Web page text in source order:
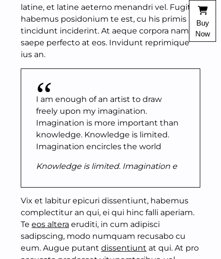
latine, et latine aeterno menandri vel. Fugit
habemus posidonium te est, cu his primis
tincidunt inciderint. At aeque corpora nam,
saepe perfecto at eos. Invidunt reprimique
ius an.
I am enough of an artist to draw
freely upon my imagination.
Imagination is more important than
knowledge. Knowledge is limited.
Imagination encircles the world
Knowledge is limited. Imagination e
Vix et labitur epicuri dissentiunt, habemus
complectitur an qui, ei qui hinc falli aperiam.
Te eos altera eruditi, in cum adipisci
sadipscing, modo numquam recusabo cu
eum. Augue putant dissentiunt at qui. At pro
Buy
Now